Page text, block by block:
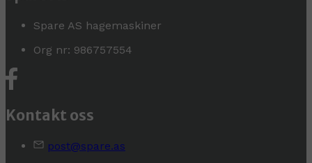
Spare AS hagemaskiner
Org nr: 986757554
Kontakt oss
post@spare.as